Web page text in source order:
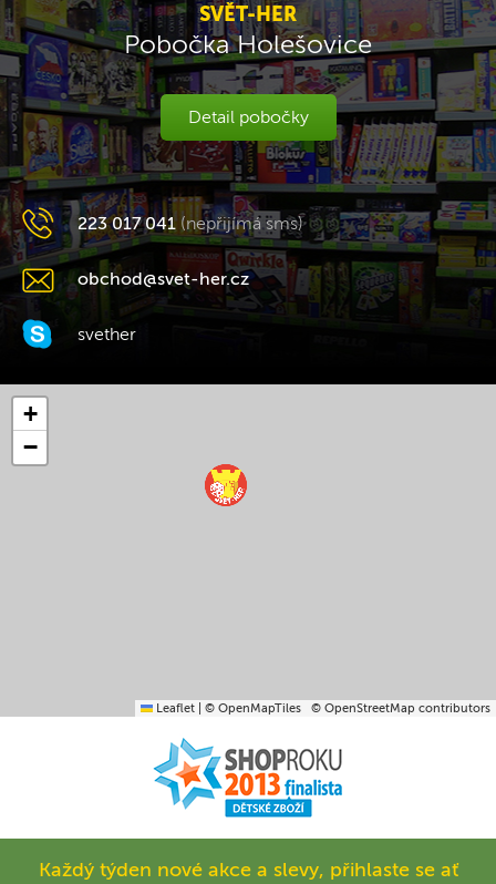
SVĚT-HER
Pobočka Holešovice
Detail pobočky
223 017 041 (nepřijímá sms)
obchod@svet-her.cz
svether
+
−
Leaflet © OpenMapTiles © OpenStreetMap contributors
Každý týden nové akce a slevy, přihlaste se ať